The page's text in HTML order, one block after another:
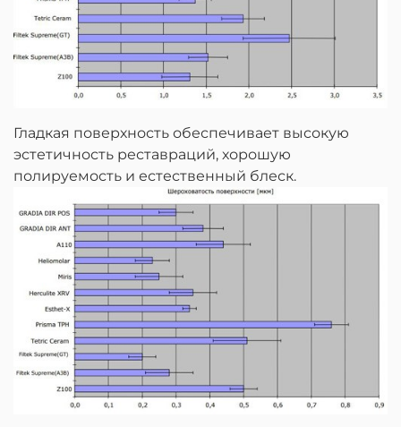
Гладкая поверхность обеспечивает высокую
эстетичность реставраций, хорошую
полируемость и естественный блеск.